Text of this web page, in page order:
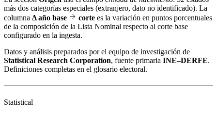
más dos categorías especiales (extranjero, dato no identificado). La
columna Δ año base corte es la variación en puntos porcentuales
de la composición de la Lista Nominal respecto al corte base
configurado en la ingesta.
Datos y análisis preparados por el equipo de investigación de
Statistical Research Corporation, fuente primaria INE–DERFE.
Definiciones completas en el glosario electoral.
Statistical